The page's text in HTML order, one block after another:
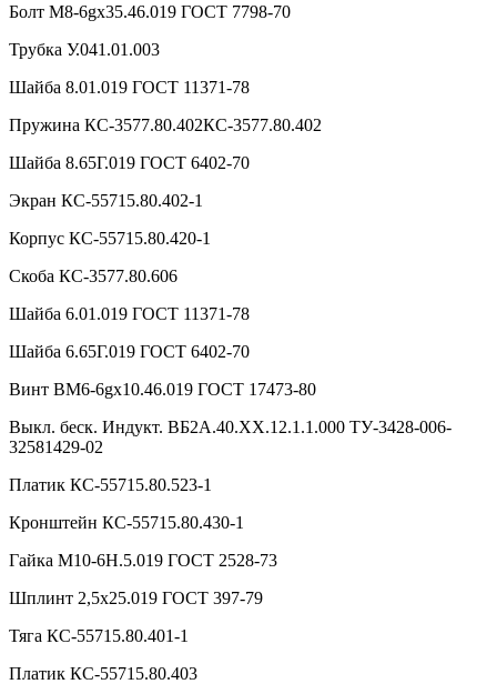
Болт М8-6gx35.46.019 ГОСТ 7798-70
Трубка У.041.01.003
Шайба 8.01.019 ГОСТ 11371-78
Пружина КС-3577.80.402КС-3577.80.402
Шайба 8.65Г.019 ГОСТ 6402-70
Экран КС-55715.80.402-1
Корпус КС-55715.80.420-1
Скоба КС-3577.80.606
Шайба 6.01.019 ГОСТ 11371-78
Шайба 6.65Г.019 ГОСТ 6402-70
Винт ВМ6-6gx10.46.019 ГОСТ 17473-80
Выкл. беск. Индукт. ВБ2А.40.ХХ.12.1.1.000 ТУ-3428-006-
32581429-02
Платик КС-55715.80.523-1
Кронштейн КС-55715.80.430-1
Гайка М10-6Н.5.019 ГОСТ 2528-73
Шплинт 2,5х25.019 ГОСТ 397-79
Тяга КС-55715.80.401-1
Платик КС-55715.80.403